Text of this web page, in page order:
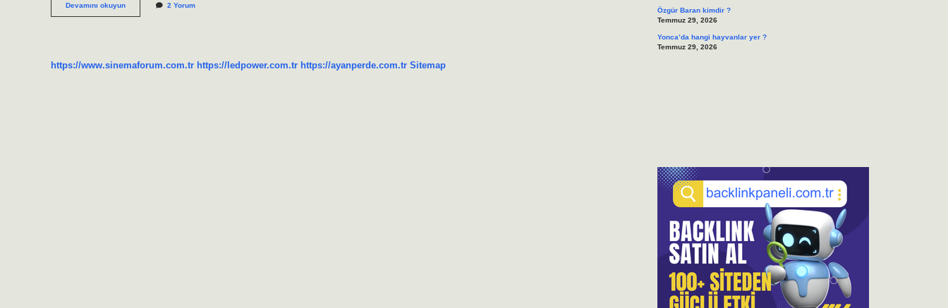
Devamını okuyunArz
talepteki
2 Yorum
https://www.sinemaforum.com.tr https://ledpower.com.tr https://ayanperde.com.tr Sitemap
Özgür Baran kimdir ?
Temmuz 29, 2026
Yonca’da hangi hayvanlar yer ?
Temmuz 29, 2026